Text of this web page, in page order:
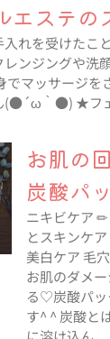
エステ
れを受けたこ
ンジングや洗
マッサージを
(●´ω｀●) ★フ
お肌の
炭酸パ
ニキビケア
とスキンケ
美白ケア 毛
お肌のダメ
る♡炭酸パ
す^ ^ 炭酸と